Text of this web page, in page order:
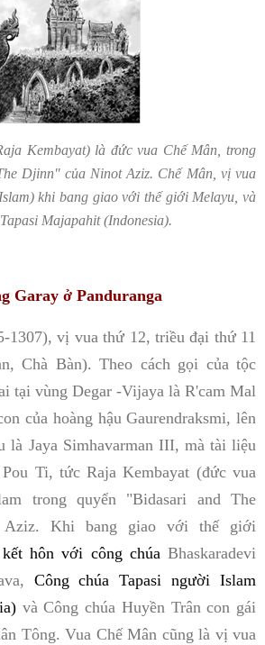
Kembayat) là đức vua Chế Mân, trong
Djinn" của Ninot Aziz. Chế Mân, vị vua
khi bang giao với thế giới Melayu, và
Majapahit (Indonesia).
Garay ở Panduranga
1307), vị vua thứ 12, triều đại thứ 11
Chà Bàn). Theo cách gọi của tộc
tại vùng Degar -Vijaya là R'cam Mal
của hoàng hậu Gaurendraksmi, lên
là Jaya Simhavarman III, mà tài liệu
Ti, tức Raja Kembayat (đức vua
trong quyển "Bidasari and The
Aziz. Khi bang giao với thế giới
hôn với công chúa Bhaskaradevi
Công chúa Tapasi người Islam
và Công chúa Huyền Trân con gái
Tông. Vua Chế Mân cũng là vị vua